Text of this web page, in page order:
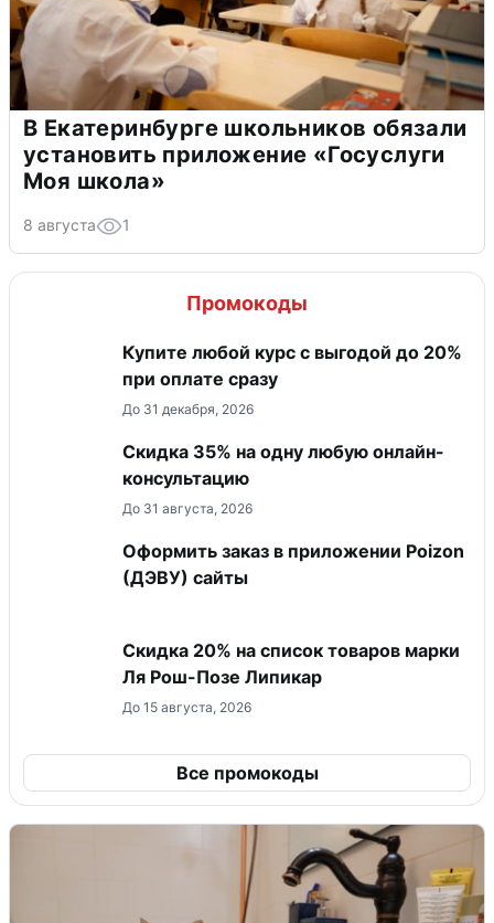
В Екатеринбурге школьников обязали
установить приложение «Госуслуги
Моя школа»
8 августа 1
Промокоды
Купите любой курс с выгодой до 20%
при оплате сразу
До 31 декабря, 2026
Скидка 35% на одну любую онлайн-
консультацию
До 31 августа, 2026
Оформить заказ в приложении Poizon
(ДЭВУ) сайты
Скидка 20% на список товаров марки
Ля Рош-Позе Липикар
До 15 августа, 2026
Все промокоды